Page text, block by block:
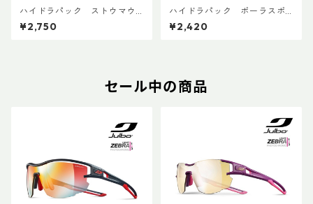
ハイドラパック ストウマウ
ンテン 350ml
¥2,750
ハイドラパック ポーラスポ
ーツ 600ml
¥2,420
セール中の商品